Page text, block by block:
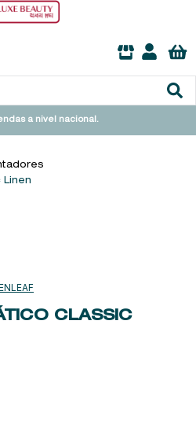
a nivel nacional.
Linen
CLASSIC